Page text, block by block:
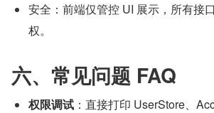
安全：前端仅管控 UI 展示，所有接
权。
六、常见问题 FAQ
权限调试 ：直接打印 UserStore、